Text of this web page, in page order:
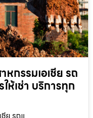
หกรรมเอเชีย รถ
ห้เช่า บริการทุก